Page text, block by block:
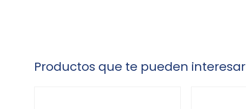
Productos que te pueden interesar